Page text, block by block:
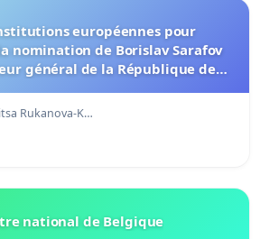
européennes pour
nomination de Borislav Sarafov
général de la République de
transparent
Rukanova-K…
national de Belgique